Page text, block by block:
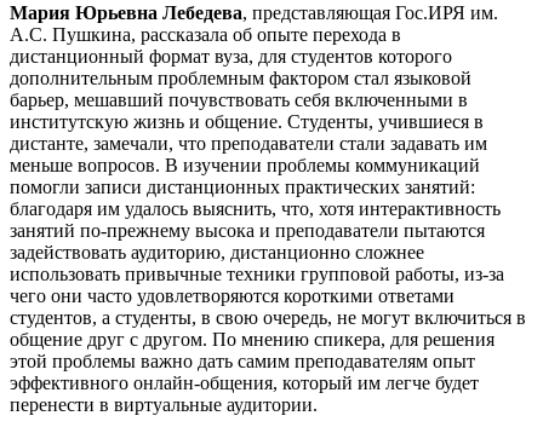
Мария Юрьевна Лебедева, представляющая Гос.ИРЯ им.
А.С. Пушкина, рассказала об опыте перехода в
дистанционный формат вуза, для студентов которого
дополнительным проблемным фактором стал языковой
барьер, мешавший почувствовать себя включенными в
институтскую жизнь и общение. Студенты, учившиеся в
дистанте, замечали, что преподаватели стали задавать им
меньше вопросов. В изучении проблемы коммуникаций
помогли записи дистанционных практических занятий:
благодаря им удалось выяснить, что, хотя интерактивность
занятий по-прежнему высока и преподаватели пытаются
задействовать аудиторию, дистанционно сложнее
использовать привычные техники групповой работы, из-за
чего они часто удовлетворяются короткими ответами
студентов, а студенты, в свою очередь, не могут включиться в
общение друг с другом. По мнению спикера, для решения
этой проблемы важно дать самим преподавателям опыт
эффективного онлайн-общения, который им легче будет
перенести в виртуальные аудитории.